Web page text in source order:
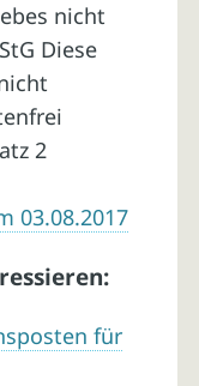
nicht
Diese
2
03.08.2017
für